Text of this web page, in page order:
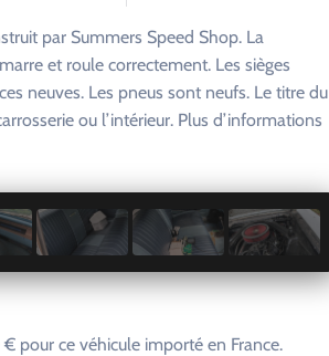
par Summers Speed Shop. La
et roule correctement. Les sièges
neuves. Les pneus sont neufs. Le titre du
ou l’intérieur. Plus d’informations
1 / 9
pour ce véhicule importé en France.